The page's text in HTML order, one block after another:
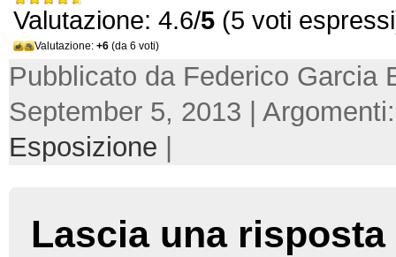
Valutazione: 4.6/5 (5 voti
Valutazione: +6 (da 6 voti)
Pubblicato da Federico Garcia
September 5, 2013 |
Esposizione
Lascia una risposta